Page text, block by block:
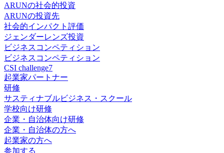
ARUNの社会的投資
ARUNの投資先
社会的インパクト評価
ジェンダーレンズ投資
ビジネスコンペティション
ビジネスコンペティション
CSI challenge7
起業家パートナー
研修
サスティナブルビジネス・スクール
学校向け研修
企業・自治体向け研修
企業・自治体の方へ
起業家の方へ
参加する